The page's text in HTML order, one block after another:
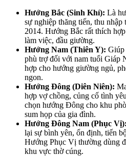
Hướng Bắc (Sinh Khí): Là
sự nghiệp thăng tiến, thu nhập
2014. Hướng Bắc rất thích
làm việc, đầu giường.
Hướng Nam (Thiên Y): Giúp
phù trợ đối với nam tuổi Giáp
hợp cho hướng giường ngủ,
ngon.
Hướng Đông (Diên Niên):
hợp vợ chồng, củng cố tình
chọn hướng Đông cho khu
sum họp của gia đình.
Hướng Đông Nam (Phục Vị):
lại sự bình yên, ổn định, tiến
Hướng Phục Vị thường dùng
khu vực thờ cúng.